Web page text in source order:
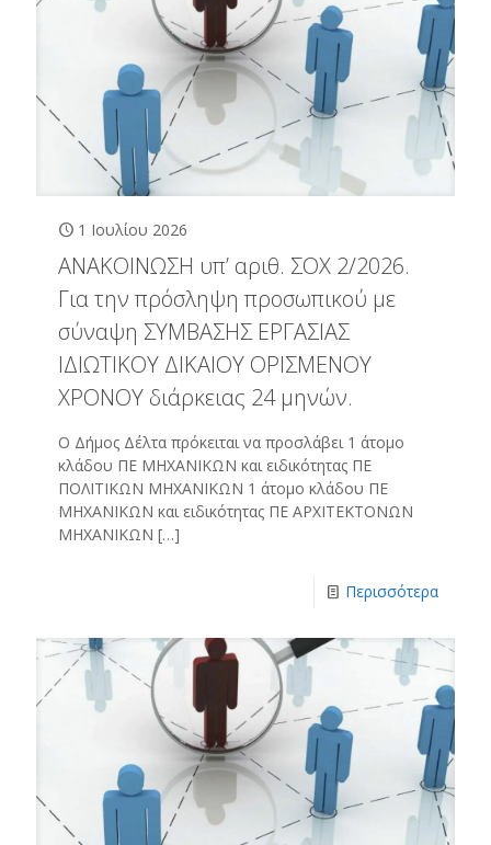
1 Ιουλίου 2026
ΑΝΑΚΟΙΝΩΣΗ υπ’ αριθ. ΣΟΧ 2/2026.
Για την πρόσληψη προσωπικού με
σύναψη ΣΥΜΒΑΣΗΣ ΕΡΓΑΣΙΑΣ
ΙΔΙΩΤΙΚΟΥ ΔΙΚΑΙΟΥ ΟΡΙΣΜΕΝΟΥ
ΧΡΟΝΟΥ διάρκειας 24 μηνών.
Ο Δήμος Δέλτα πρόκειται να προσλάβει 1 άτομο
κλάδου ΠΕ ΜΗΧΑΝΙΚΩΝ και ειδικότητας ΠΕ
ΠΟΛΙΤΙΚΩΝ ΜΗΧΑΝΙΚΩΝ 1 άτομο κλάδου ΠΕ
ΜΗΧΑΝΙΚΩΝ και ειδικότητας ΠΕ ΑΡΧΙΤΕΚΤΟΝΩΝ
ΜΗΧΑΝΙΚΩΝ […]
Περισσότερα